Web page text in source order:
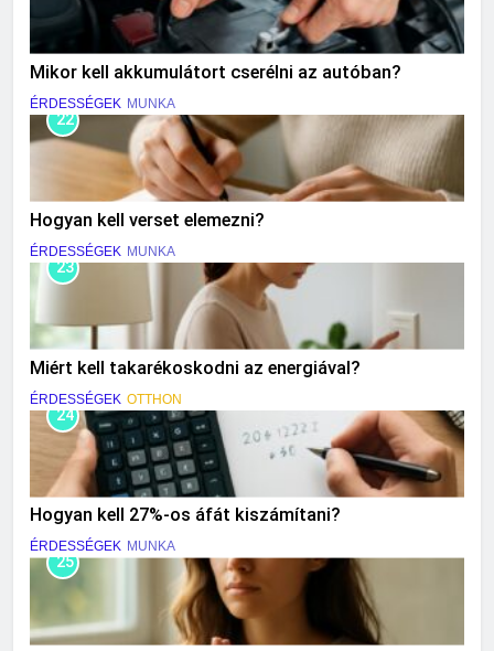
Mikor kell akkumulátort cserélni az autóban?
ÉRDESSÉGEK MUNKA
22
Hogyan kell verset elemezni?
ÉRDESSÉGEK MUNKA
23
Miért kell takarékoskodni az energiával?
ÉRDESSÉGEK OTTHON
24
Hogyan kell 27%-os áfát kiszámítani?
ÉRDESSÉGEK MUNKA
25